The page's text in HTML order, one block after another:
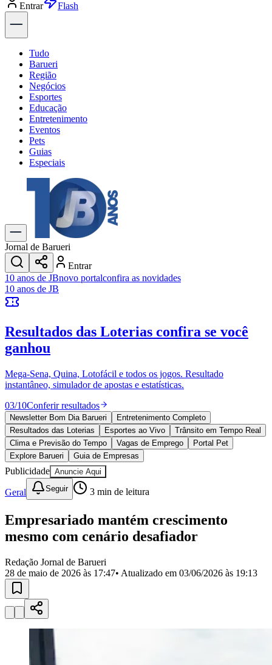
Entrar
Explorar
Tudo
Barueri
Região
Negócios
Esportes
Educação
Entretenimento
Eventos
Pets
Guias
Especiais
Explore Tudo
Últimas Notícias
Previsão do Tempo
Trânsito e Rotas
Dia a Dia & Lazer
Transportes
Gastronomia
Cinema & Shows
JogosNovo
Anuncie no Portal
Cadastrar Empresa
Divulgar Vagas
Política
Esportes
Saúde
Segurança
Cultura
Meio Ambiente
Obras
Educação
Bairros de Barueri
Selecione sua regiãoPara notícias da sua região
JubranBelvalBethavilleBoa
VistaCalifórniaCarapicuíbaCentroChácaras MarcoCidades da
Região
Militar
Califórnia Jardim dos Altos
Esperança Jardim Graziela
Jardim Paraíso
Jardim São Pedro
Jardim Tupanci
Jornal de Barueri
Entrar
10 anos de JBnovo portalconfira as novidades
10 anos de JB
Resultados das Loterias confira se você
ganhou
Mega-Sena, Quina, Lotofácil e todos os jogos. Resultado
instantâneo, simulador de apostas e estatísticas.
03/10Conferir resultados
Newsletter Bom Dia Barueri
Entretenimento Completo
Resultados das Loterias
Esportes ao Vivo
Trânsito em Tempo Real
Clima e Previsão do Tempo
Vagas de Emprego
Portal Pet
Explore Barueri
Guia de Empresas
Publicidade Anuncie Aqui
Geral Seguir 3 min de leitura
Empresariado mantém crescimento
mesmo com cenário desafiador
Redação Jornal de Barueri
28 de maio de 2026 às 17:47• Atualizado em 03/06/2026 às 19:13